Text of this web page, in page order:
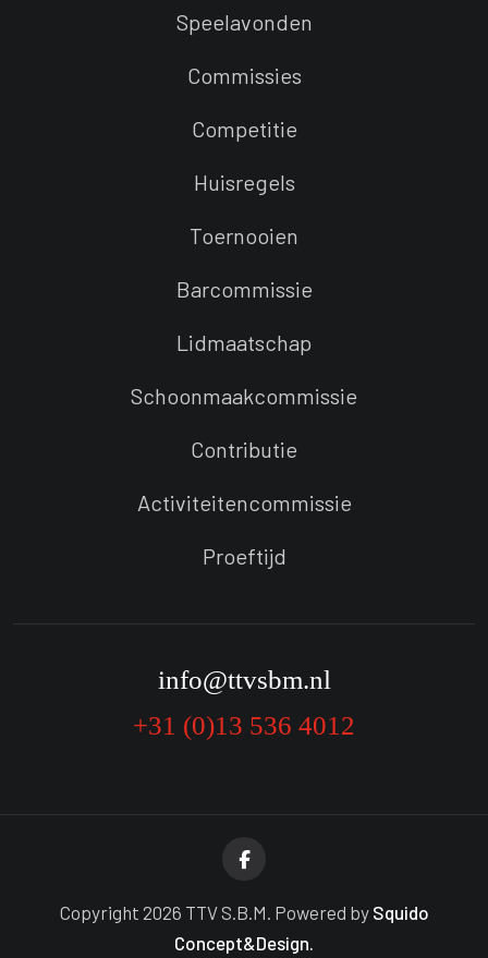
Speelavonden
Commissies
Competitie
Huisregels
Toernooien
Barcommissie
Lidmaatschap
Schoonmaakcommissie
Contributie
Activiteitencommissie
Proeftijd
info@ttvsbm.nl
+31 (0)13 536 4012
Copyright 2026 TTV S.B.M. Powered by Squido
Concept&Design.